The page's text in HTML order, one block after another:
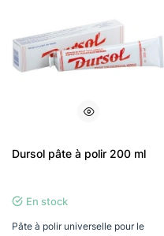
Dursol pâte à polir 200 ml
En stock
Pâte à polir universelle pour le